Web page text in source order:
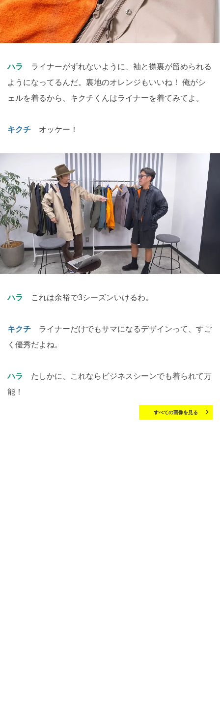
ハラ
ライナーがずれないように、袖と襟裏が留められる
ようになってるんだ。裏地のオレンジもいいね！ 俺がシ
ェルを着るから、キクチくんはライナーを着てみてよ。
キクチ オッケー！
ハラ これは余裕で3シーズンいけるわ。
キクチ ライナーだけでもサマになるデザインって、すご
く優秀だよね。
ハラ
たしかに、これならビジネスシーンでも着られて万
能！
すべての画像を見る